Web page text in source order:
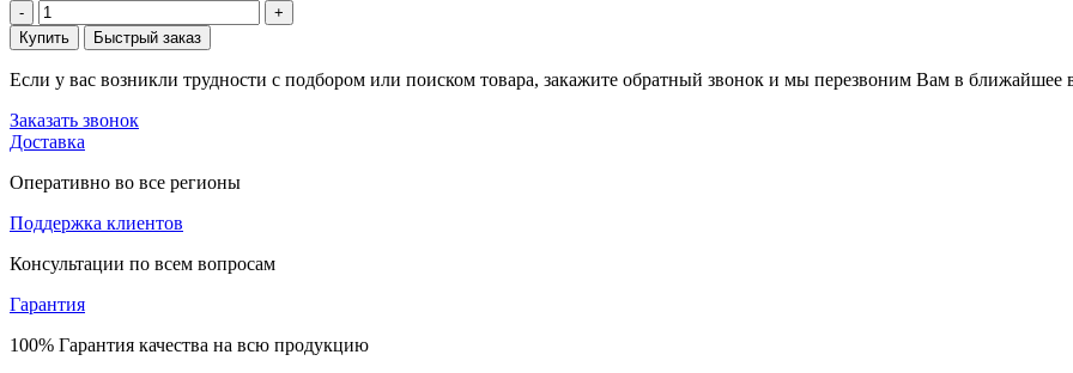
-
+
Купить
Быстрый заказ
Если у вас возникли трудности с подбором или поиском товара, закажите обратный звонок и мы перезвоним Вам в ближайшее
Заказать звонок
Доставка
Оперативно во все регионы
Поддержка клиентов
Консультации по всем вопросам
Гарантия
100% Гарантия качества на всю продукцию